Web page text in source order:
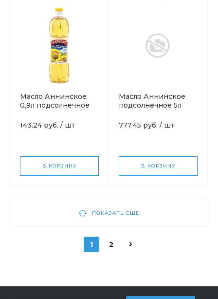
Масло Аннинское
0,9л подсолнечное
143.24 руб. / шт
В КОРЗИНУ
Масло Аннинское
подсолнечное 5л
777.45 руб. / шт
В КОРЗИНУ
ПОКАЗАТЬ ЕЩЕ
1 2